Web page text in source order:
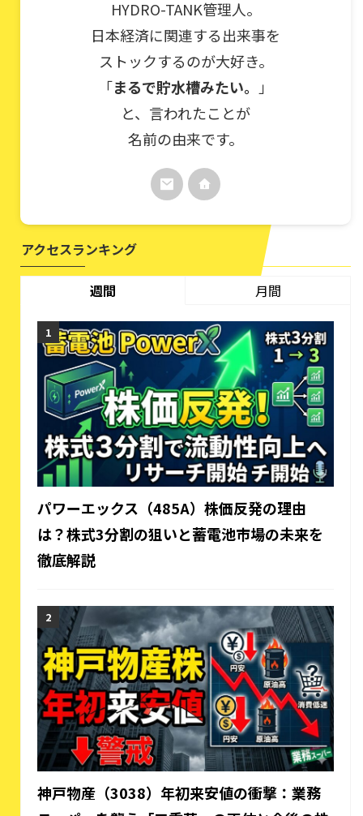
HYDRO-TANK管理人。
日本経済に関連する出来事を
ストックするのが大好き。
「まるで貯水槽みたい。
」
と、言われたことが
名前の由来です。
アクセスランキング
週間 月間
パワーエックス（485A）株価反発の理由
は？株式3分割の狙いと蓄電池市場の未来を
徹底解説
神戸物産（3038）年初来安値の衝撃：業務